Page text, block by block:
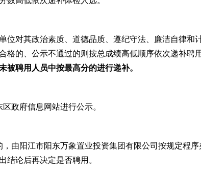
位对其政治素质、道德品质、遵纪守法、廉洁自律和
的、公示不通过的则按总成绩高低顺序依次递补聘用
被聘用人员中按最高分的进行递补。
政府信息网站进行公示。
由阳江市阳东万象置业投资集团有限公司按规定程
结论后再决定是否聘用。